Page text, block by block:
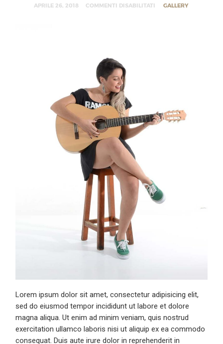
APRILE 26, 2018 COMMENTI DISABILITATI GALLERY
Lorem ipsum dolor sit amet, consectetur adipisicing elit,
sed do eiusmod tempor incididunt ut labore et dolore
magna aliqua. Ut enim ad minim veniam, quis nostrud
exercitation ullamco laboris nisi ut aliquip ex ea commodo
consequat. Duis aute irure dolor in reprehenderit in